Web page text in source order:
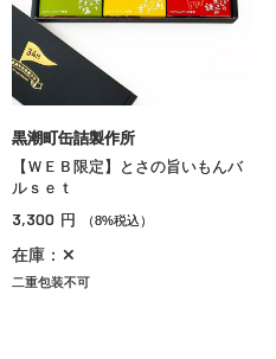
黒潮町缶詰製作所
【ＷＥＢ限定】とさの旨いもんバ
ルｓｅｔ
3,300 円 （8%税込）
在庫：✕
二重包装不可